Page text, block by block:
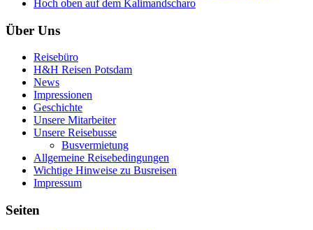
Hoch oben auf dem Kalimandscharo
Über Uns
Reisebüro
H&H Reisen Potsdam
News
Impressionen
Geschichte
Unsere Mitarbeiter
Unsere Reisebusse
Busvermietung
Allgemeine Reisebedingungen
Wichtige Hinweise zu Busreisen
Impressum
Seiten